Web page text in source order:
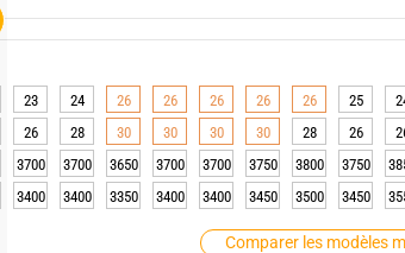
Comparer les modèles
23 24 26 26 26 26 26 25
26 28 30 30 30 30 28 26
3700 3700 3650 3700 3700 3750 3800 3750
3400 3400 3350 3400 3400 3450 3500 3450